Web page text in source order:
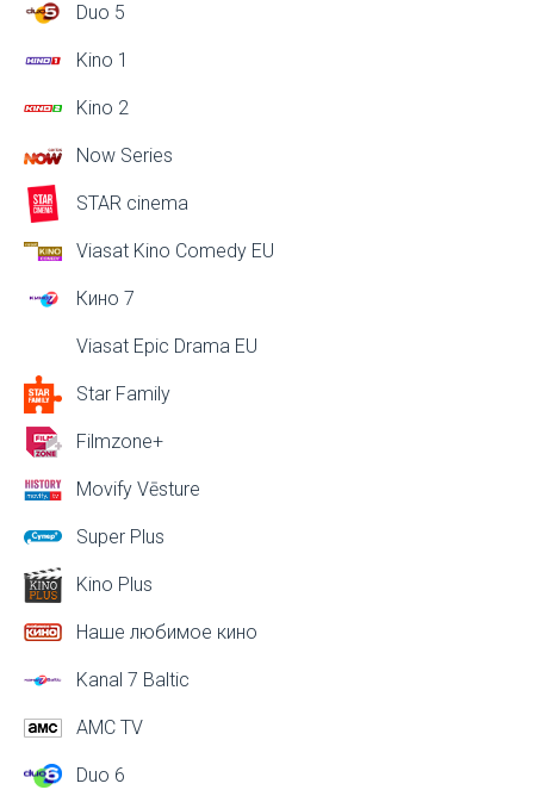
Duo 5
Kino 1
Kino 2
Now Series
STAR cinema
Viasat Kino Comedy EU
Кино 7
Viasat Epic Drama EU
Star Family
Filmzone+
Movify Vēsture
Super Plus
Kino Plus
Наше любимое кино
Kanal 7 Baltic
AMC TV
Duo 6